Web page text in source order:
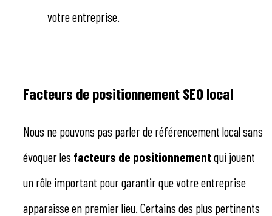
votre entreprise.
Facteurs de positionnement SEO local
Nous ne pouvons pas parler de référencement local sans
évoquer les facteurs de positionnement qui jouent
un rôle important pour garantir que votre entreprise
apparaisse en premier lieu. Certains des plus pertinents